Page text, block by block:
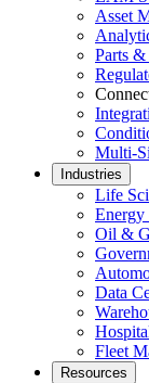
Teile &
Energie &
Erzeugung,
Asset
Parts
Multi-
Industries
Life
Oil &
Data
Fleet
Resources